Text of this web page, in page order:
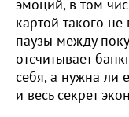
эмоций, в том
картой такого
паузы между
отсчитывает
себя, а нужна ли
и весь секрет